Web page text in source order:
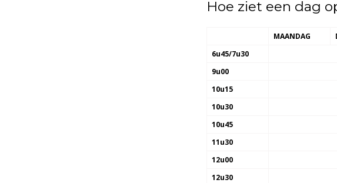
Hoe ziet een dag
MAANDAG
6u45/7u30
9u00
10u15
10u30
10u45
11u30
12u00
12u30